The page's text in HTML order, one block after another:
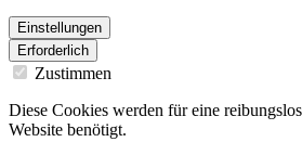
Einstellungen
Erforderlich
Zustimmen
Diese Cookies werden für eine
Website benötigt.